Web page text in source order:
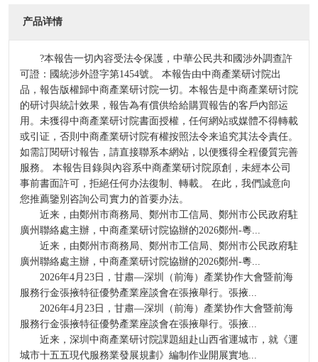
产品详情
?本報告一切內容受法令保護，中華公民共和國涉外調查許
可證：國統涉外證字第1454號。 本報告由中商產業研讨院出
品，報告版權歸中商產業研讨院一切。本報告是中商產業研讨院
的研讨與統計效果，報告為有償供给給購買報告的客戶內部运
用。未獲得中商產業研讨院書面授權，任何網站或媒體不得轉載
或引证，否則中商產業研讨院有權按照法令来追究其法令責任。
如需訂閱研讨報告，請直接聯系本網站，以便獲得全程優質完善
服務。 本報告目錄與內容系中商產業研讨院原創，未經本公司
事前書面許可，拒絕任何办法復制、轉載。 在此，我們誠意向
您推薦鑒別咨詢公司實力的首要办法。
近来，由鄭州市商務局、鄭州市工信局、鄭州市公民政府駐
廣州聯絡處主辦，中商產業研讨院協辦的2026鄭州-粵...
近来，由鄭州市商務局、鄭州市工信局、鄭州市公民政府駐
廣州聯絡處主辦，中商產業研讨院協辦的2026鄭州-粵...
2026年4月23日，甘肅—深圳（前海）產業协作大會暨前海
服務行金張掖特征優勢產業座談會在張掖舉行。張掖...
2026年4月23日，甘肅—深圳（前海）產業协作大會暨前海
服務行金張掖特征優勢產業座談會在張掖舉行。張掖...
近来，深圳中商產業研讨院課題組赴山西省運城市，就《運
城市十五五現代服務業發展規劃》編制作业開展實地...